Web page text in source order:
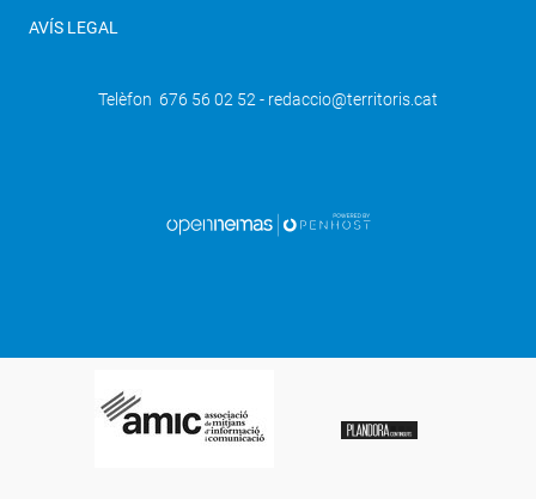
AVÍS LEGAL
Telèfon 676 56 02 52 - redaccio@territoris.cat